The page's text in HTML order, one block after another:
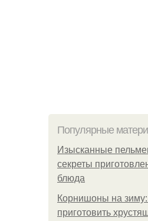
Популярные
Изысканные
секреты
блюда
Корнишоны на зиму:
приготовить